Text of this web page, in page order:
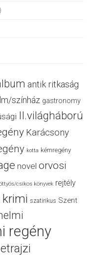
antik ritkaság
színház gastronomy
II.világháború
Karácsony
kotta kémregény
novel orvosi
csíkos könyvek rejtély
szatirikus Szent
regény